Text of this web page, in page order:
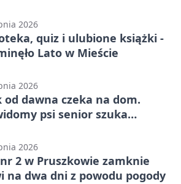
2026
quiz i ulubione książki -
Lato w Mieście
2026
od dawna czeka na dom.
psi senior szuka
2026
2 w Pruszkowie zamknie
na dwa dni z powodu pogody